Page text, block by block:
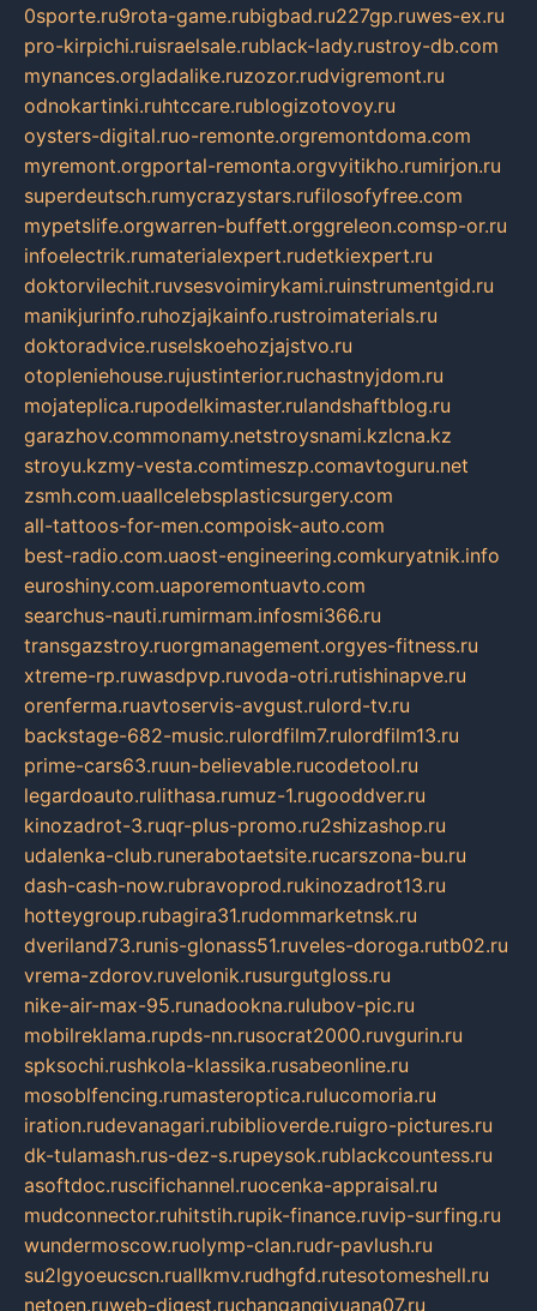
0sporte.ru9rota-game.rubigbad.ru227gp.ruwes-ex.ru
pro-kirpichi.ruisraelsale.rublack-lady.rustroy-db.com
mynances.orgladalike.ruzozor.rudvigremont.ru
odnokartinki.ruhtccare.rublogizotovoy.ru
oysters-digital.ruo-remonte.orgremontdoma.com
myremont.orgportal-remonta.orgvyitikho.rumirjon.ru
superdeutsch.rumycrazystars.rufilosofyfree.com
mypetslife.orgwarren-buffett.orggreleon.comsp-or.ru
infoelectrik.rumaterialexpert.rudetkiexpert.ru
doktorvilechit.ruvsesvoimirykami.ruinstrumentgid.ru
manikjurinfo.ruhozjajkainfo.rustroimaterials.ru
doktoradvice.ruselskoehozjajstvo.ru
otopleniehouse.rujustinterior.ruchastnyjdom.ru
mojateplica.rupodelkimaster.rulandshaftblog.ru
garazhov.commonamy.netstroysnami.kzlcna.kz
stroyu.kzmy-vesta.comtimeszp.comavtoguru.net
zsmh.com.uaallcelebsplasticsurgery.com
all-tattoos-for-men.compoisk-auto.com
best-radio.com.uaost-engineering.comkuryatnik.info
euroshiny.com.uaporemontuavto.com
searchus-nauti.rumirmam.infosmi366.ru
transgazstroy.ruorgmanagement.orgyes-fitness.ru
xtreme-rp.ruwasdpvp.ruvoda-otri.rutishinapve.ru
orenferma.ruavtoservis-avgust.rulord-tv.ru
backstage-682-music.rulordfilm7.rulordfilm13.ru
prime-cars63.ruun-believable.rucodetool.ru
legardoauto.rulithasa.rumuz-1.rugooddver.ru
kinozadrot-3.ruqr-plus-promo.ru2shizashop.ru
udalenka-club.runerabotaetsite.rucarszona-bu.ru
dash-cash-now.rubravoprod.rukinozadrot13.ru
hotteygroup.rubagira31.rudommarketnsk.ru
dveriland73.runis-glonass51.ruveles-doroga.rutb02.ru
vrema-zdorov.ruvelonik.rusurgutgloss.ru
nike-air-max-95.runadookna.rulubov-pic.ru
mobilreklama.rupds-nn.rusocrat2000.ruvgurin.ru
spksochi.rushkola-klassika.rusabeonline.ru
mosoblfencing.rumasteroptica.rulucomoria.ru
iration.rudevanagari.rubiblioverde.ruigro-pictures.ru
dk-tulamash.rus-dez-s.rupeysok.rublackcountess.ru
asoftdoc.ruscifichannel.ruocenka-appraisal.ru
mudconnector.ruhitstih.rupik-finance.ruvip-surfing.ru
wundermoscow.ruolymp-clan.rudr-pavlush.ru
su2lgyoeucscn.ruallkmv.rudhgfd.rutesotomeshell.ru
netoen.ruweb-digest.ruchanganqiyuana07.ru